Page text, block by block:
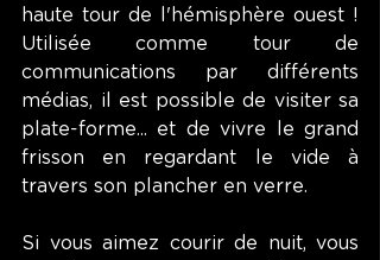
haute tour de l'hémisphère ouest !
Utilisée comme tour de
communications par différents
médias, il est possible de visiter sa
plate-forme... et de vivre le grand
frisson en regardant le vide à
travers son plancher en verre.
Si vous aimez courir de nuit, vous